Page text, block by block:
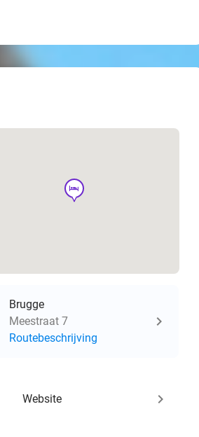
hotel
Brugge
Meestraat 7
Routebeschrijving
Website keyboard_arrow_right